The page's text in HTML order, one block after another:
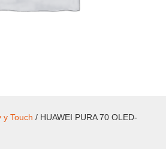
y Touch / HUAWEI PURA 70 OLED-